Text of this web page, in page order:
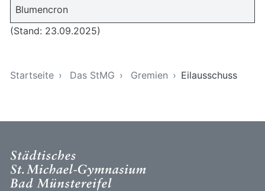
Blumencron
(Stand: 23.09.2025)
Startseite
Das StMG Gremien Eilausschuss